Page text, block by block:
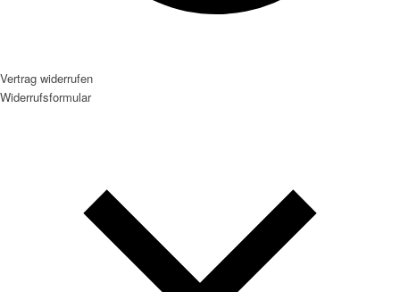
Vertrag widerrufen
Widerrufsformular